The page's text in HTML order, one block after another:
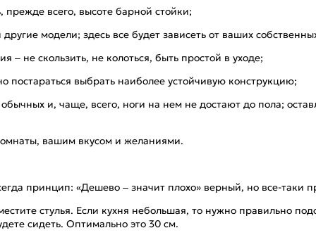
прежде всего, высоте барной стойки;
модели; здесь все будет зависеть от ваших
не скользить, не колоться, быть простой в уходе;
выбрать наиболее устойчивую конструкцию;
и, чаще, всего, ноги на нем не достают до пола;
вашим вкусом и желаниями.
принцип: «Дешево – значит плохо» верный, но все-таки
стулья. Если кухня небольшая, то нужно правильно
сидеть. Оптимально это 30 см.